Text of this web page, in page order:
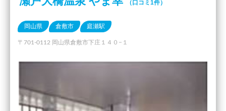
（口コミ1件）
岡山県 倉敷市 庭瀬駅
〒701-0112 岡山県倉敷市下庄１４０−１